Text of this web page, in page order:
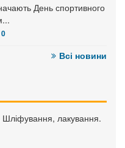
День спортивного
Всі новини
Шліфування, лакування.